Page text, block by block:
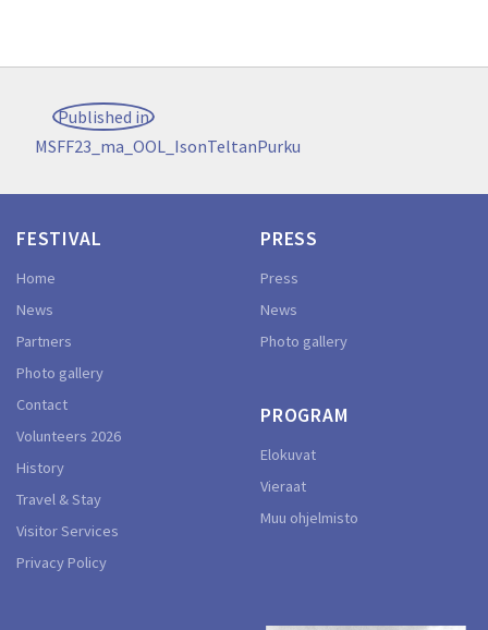
Post
navigation
Published in
MSFF23_ma_OOL_IsonTeltanPurku
FESTIVAL
Home
News
Partners
Photo gallery
Contact
Volunteers 2026
History
Travel & Stay
Visitor Services
Privacy Policy
PRESS
Press
News
Photo gallery
PROGRAM
Elokuvat
Vieraat
Muu ohjelmisto